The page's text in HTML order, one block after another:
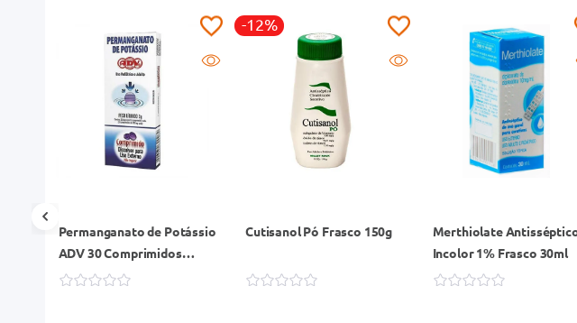
Permanganato de Potássio
ADV 30 Comprimidos
Solúveis para Banho
-12%
Cutisanol Pó Frasco 150g
Merthiolate
Incolor 1% Frasco 30ml